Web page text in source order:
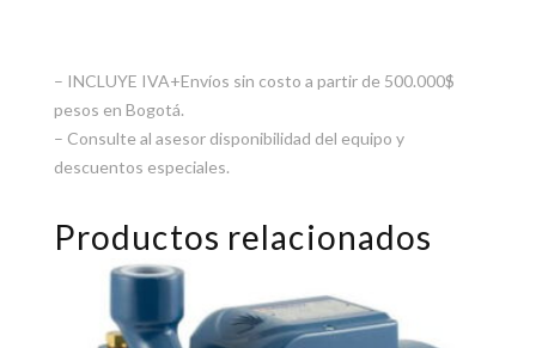
– INCLUYE IVA+Envíos sin costo a partir de 500.000$
pesos en Bogotá.
– Consulte al asesor disponibilidad del equipo y
descuentos especiales.
Productos relacionados